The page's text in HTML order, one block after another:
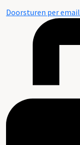
Doorsturen per email